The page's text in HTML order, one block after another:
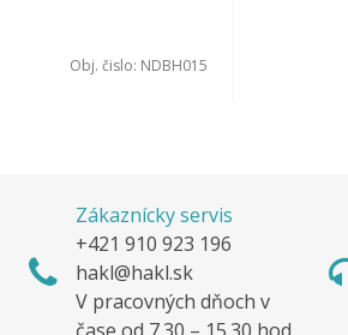
Obj. čislo: NDBH015
Zákaznícky servis
+421 910 923 196
hakl@hakl.sk
V pracovných dňoch v